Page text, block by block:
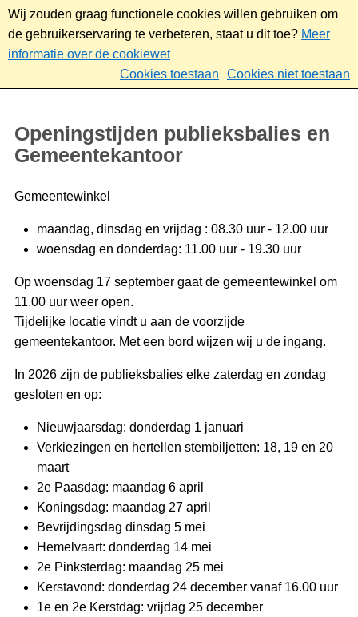
Wij zouden graag functionele cookies willen gebruiken om
de gebruikerservaring te verbeteren, staat u dit toe? Meer
informatie over de cookiewet
Cookies toestaan
Cookies niet toestaan
Openingstijden publieksbalies en
Gemeentekantoor
Gemeentewinkel
maandag, dinsdag en vrijdag : 08.30 uur - 12.00 uur
woensdag en donderdag: 11.00 uur - 19.30 uur
Op woensdag 17 september gaat de gemeentewinkel om
11.00 uur weer open.
Tijdelijke locatie vindt u aan de voorzijde
gemeentekantoor. Met een bord wijzen wij u de ingang.
In 2026 zijn de publieksbalies elke zaterdag en zondag
gesloten en op:
Nieuwjaarsdag: donderdag 1 januari
Verkiezingen en hertellen stembiljetten: 18, 19 en 20
maart
2e Paasdag: maandag 6 april
Koningsdag: maandag 27 april
Bevrijdingsdag dinsdag 5 mei
Hemelvaart: donderdag 14 mei
2e Pinksterdag: maandag 25 mei
Kerstavond: donderdag 24 december vanaf 16.00 uur
1e en 2e Kerstdag: vrijdag 25 december